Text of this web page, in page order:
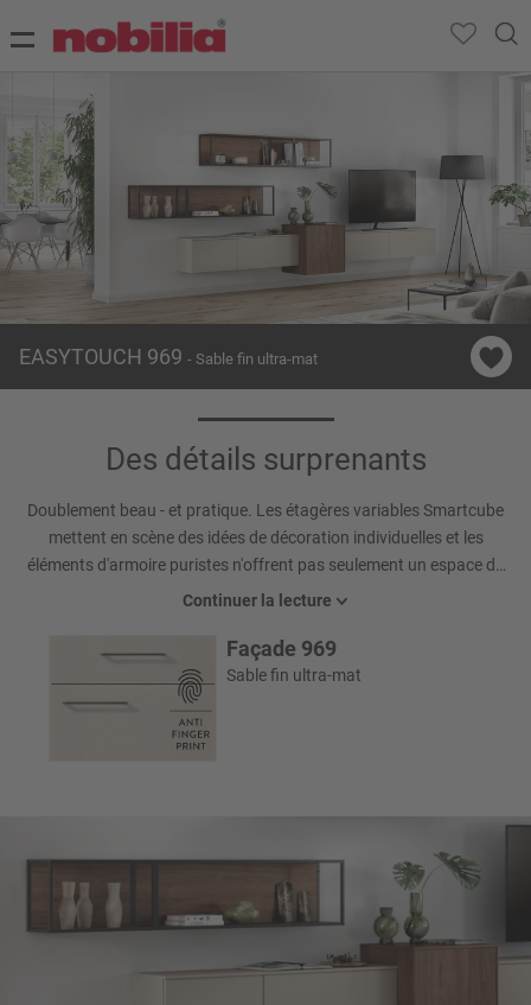
EASYTOUCH 969 - Sable fin ultra-mat
Des détails surprenants
Doublement beau - et pratique. Les étagères variables Smartcube
mettent en scène des idées de décoration individuelles et les
éléments d'armoire puristes n'offrent pas seulement un espace de
rangement, mais convainquent aussi par leurs volets de bar
Continuer la lecture
Façade 969
Sable fin ultra-mat